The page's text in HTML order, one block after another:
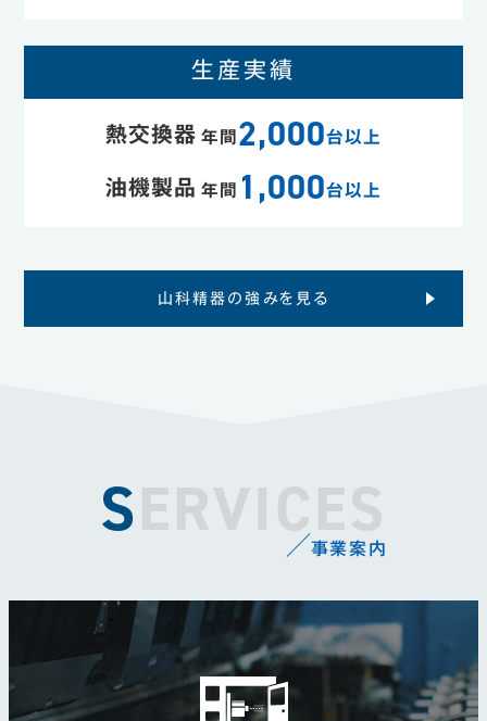
生産実績
熱交換器 年間 2,000台以上
油機製品 年間 1,000台以上
山科精器の強みを見る
SERVICES
事業案内